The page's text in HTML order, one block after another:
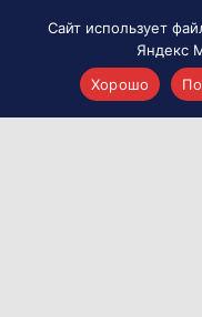
Сайт использует
Яндекс
Хорошо